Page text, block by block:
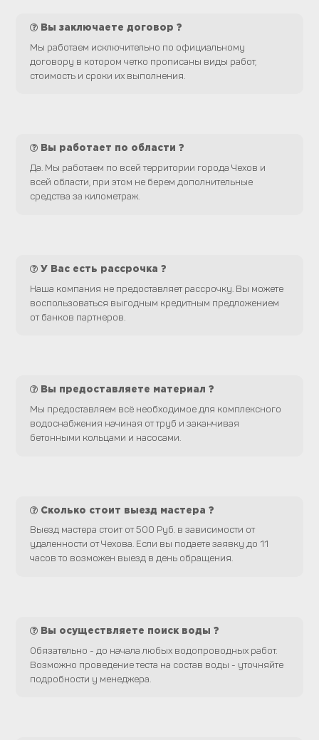
Вы заключаете договор ?
Мы работаем исключительно по официальному
договору в котором четко прописаны виды работ,
стоимость и сроки их выполнения.
Вы работает по области ?
Да. Мы работаем по всей территории города Чехов и
всей области, при этом не берем дополнительные
средства за километраж.
У Вас есть рассрочка ?
Наша компания не предоставляет рассрочку. Вы можете
воспользоваться выгодным кредитным предложением
от банков партнеров.
Вы предоставляете материал ?
Мы предоставляем всё необходимое для комплексного
водоснабжения начиная от труб и заканчивая
бетонными кольцами и насосами.
Сколько стоит выезд мастера ?
Выезд мастера стоит от 500 Руб. в зависимости от
удаленности от Чехова. Если вы подаете заявку до 11
часов то возможен выезд в день обращения.
Вы осуществляете поиск воды ?
Обязательно - до начала любых водопроводных работ.
Возможно проведение теста на состав воды - уточняйте
подробности у менеджера.